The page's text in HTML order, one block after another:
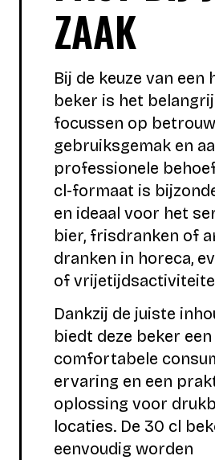
ZAAK
Bij de keuze van
beker is het
focussen op
gebruiksgemak en
professionele
cl-formaat is
en ideaal voor het
bier, frisdranken of
dranken in horeca,
of
Dankzij de juiste
biedt deze beker een
comfortabele
ervaring en een
oplossing voor
locaties. De 30 cl
eenvoudig worden